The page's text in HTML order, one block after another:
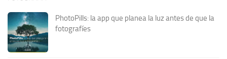
PhotoPills: la app que planea la luz antes de que la
fotografíes